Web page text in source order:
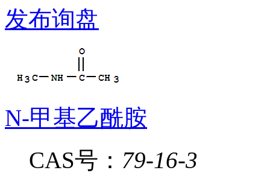
发布询盘
N-甲基乙酰胺
CAS号： 79-16-3